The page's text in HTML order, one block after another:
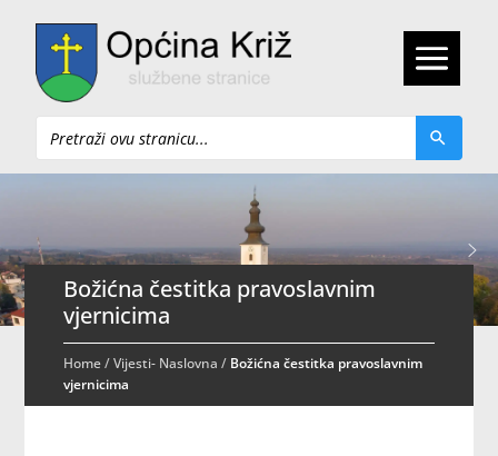
Pretraži
Božićna čestitka pravoslavnim
vjernicima
Home/Vijesti- Naslovna / Božićna čestitka pravoslavnim
vjernicima